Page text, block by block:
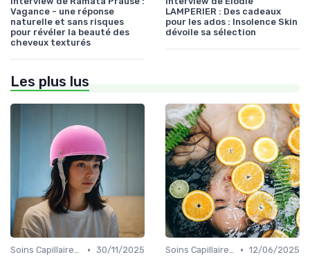
Vagance - une réponse
naturelle et sans risques
pour révéler la beauté des
cheveux texturés
LAMPERIER : Des cadeaux
pour les ados : Insolence Skin
dévoile sa sélection
Les plus lus
Soins Capillaires Bio • 30/11/2025
Soins Capillaires Bio • 12/06/2025